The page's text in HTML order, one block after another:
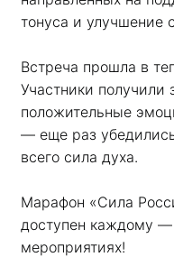
тонуса и улучшение
Встреча прошла в
Участники получили
положительные
— еще раз
всего сила духа.
Марафон «Сила
доступен каждому
мероприятиях!